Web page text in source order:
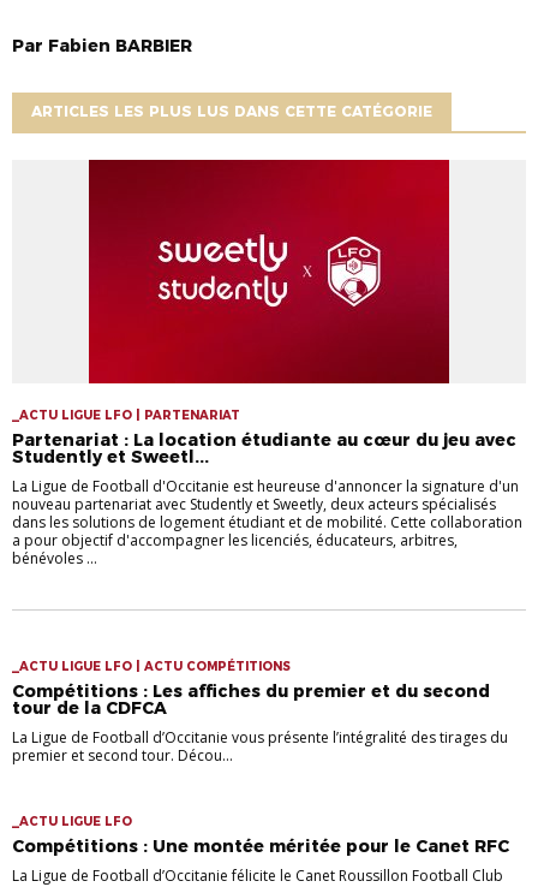
Par Fabien BARBIER
ARTICLES LES PLUS LUS DANS CETTE CATÉGORIE
_ACTU LIGUE LFO | PARTENARIAT
Partenariat : La location étudiante au cœur du jeu avec
Studently et Sweetl...
La Ligue de Football d'Occitanie est heureuse d'annoncer la signature d'un
nouveau partenariat avec Studently et Sweetly, deux acteurs spécialisés
dans les solutions de logement étudiant et de mobilité. Cette collaboration
a pour objectif d'accompagner les licenciés, éducateurs, arbitres,
bénévoles ...
_ACTU LIGUE LFO | ACTU COMPÉTITIONS
Compétitions : Les affiches du premier et du second
tour de la CDFCA
La Ligue de Football d’Occitanie vous présente l’intégralité des tirages du
premier et second tour. Décou...
_ACTU LIGUE LFO
Compétitions : Une montée méritée pour le Canet RFC
La Ligue de Football d’Occitanie félicite le Canet Roussillon Football Club